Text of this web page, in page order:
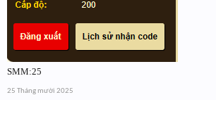
SMM:25
25 Tháng mười 2025